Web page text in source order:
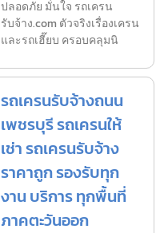
ปลอดภัย มั่นใจ รถเครน
รับจ้าง.com ตัวจริงเรื่องเครน
และรถเฮี๊ยบ ครอบคลุมนิ
รถเครนรับจ้างถนน
เพชรบุรี รถเครนให้
เช่า รถเครนรับจ้าง
ราคาถูก รองรับทุก
งาน บริการ ทุกพื้นที่
ภาคตะวันออก